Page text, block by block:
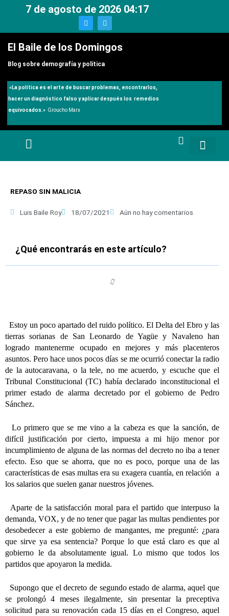
7 de agosto de 2026 04:17
T
w
i
t
r
T
e
l
g
r
a
m
El Baile de los Domingos
Blog sobre demografía y política
«La política es el arte de buscar problemas, encontrarlos,
hacer un diagnóstico falso y aplicar después los remedios
equivocados.» Groucho Marx
REPASO SIN MALICIA
Luis Baile Roy 18/07/2021 Aún no hay comentarios
¿Qué encontrarás en este artículo?
Estoy un poco apartado del ruido político. El Delta del Ebro y las
tierras sorianas de San Leonardo de Yagüe y Navaleno han
logrado mantenerme ocupado en mejores y más placenteros
asuntos. Pero hace unos pocos días se me ocurrió conectar la radio
de la autocaravana, o la tele, no me acuerdo, y escuche que el
Tribunal Constitucional (TC) había declarado inconstitucional el
primer estado de alarma decretado por el gobierno de Pedro
Sánchez.
Lo primero que se me vino a la cabeza es que la sanción, de
difícil justificación por cierto, impuesta a mi hijo menor por
incumplimiento de alguna de las normas del decreto no iba a tener
efecto. Eso que se ahorra, que no es poco, porque una de las
características de esas multas era su exagera cuantía, en relación a
los salarios que suelen ganar nuestros jóvenes.
Aparte de la satisfacción moral para el partido que interpuso la
demanda, VOX, y de no tener que pagar las multas pendientes por
desobedecer a este gobierno de mangantes, me pregunté: ¿para
que sirve ya esa sentencia? Porque lo que está claro es que al
gobierno le da absolutamente igual. Lo mismo que todos los
partidos que apoyaron la medida.
Supongo que el decreto de segundo estado de alarma, aquel que
se prolongó 4 meses ilegalmente, sin presentar la preceptiva
solicitud para su renovación cada 15 días en el Congreso, aquel